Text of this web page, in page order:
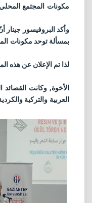
مكونات المجتمع
وأكد البروفيسور جينار
بمسألة توحد مكونات
لذا تم الإعلان عن هذه
الأخوة, وكانت
العربية والتركية